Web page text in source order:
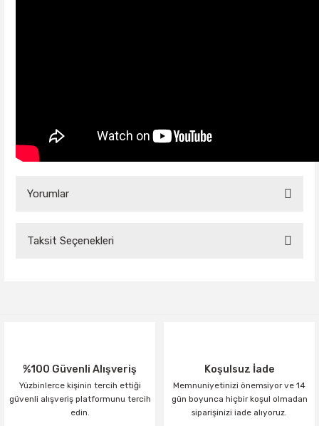
Yorumlar
Taksit Seçenekleri
%100 Güvenli Alışveriş
Yüzbinlerce kişinin tercih ettiği
güvenli alışveriş platformunu tercih
edin.
Koşulsuz İade
Memnuniyetinizi önemsiyor ve 14
gün boyunca hiçbir koşul olmadan
siparişinizi iade alıyoruz.